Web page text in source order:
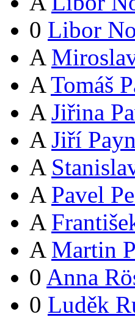
0 Libor
A
A Tomáš
A Jiřina
A Jiří
A
A Pavel
A
A Martin
0 Anna
0 Luděk